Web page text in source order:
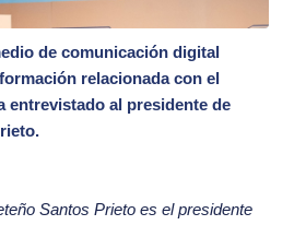
de comunicación digital
relacionada con el
entrevistado al presidente de
Santos Prieto es el presidente